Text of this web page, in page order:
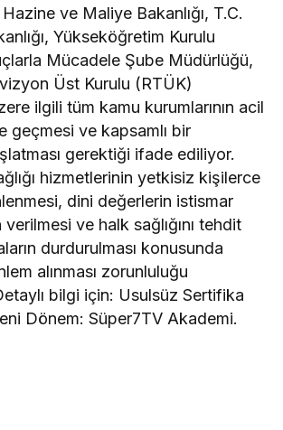
Hazine ve Maliye Bakanlığı, T.C.
Yükseköğretim Kurulu
Mücadele Şube Müdürlüğü,
Üst Kurulu (RTÜK)
ilgili tüm kamu kurumlarının acil
geçmesi ve kapsamlı bir
gerektiği ifade ediliyor.
hizmetlerinin yetkisiz kişilerce
dini değerlerin istismar
ve halk sağlığını tehdit
durdurulması konusunda
alınması zorunluluğu
bilgi için: Usulsüz Sertifika
Dönem: Süper7TV Akademi.